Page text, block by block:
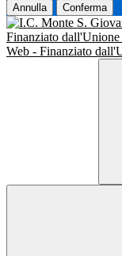
Annulla Conferma
Finanziato
Web - Finanziato